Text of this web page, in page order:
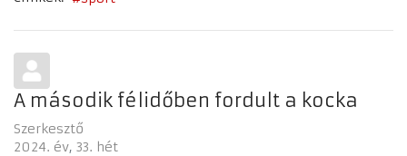
A második félidőben fordult a kocka
Szerkesztő
2024. év 33. hét